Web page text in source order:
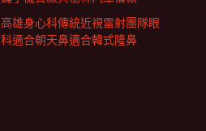
高雄身心科傳統近視雷射團隊眼
科適合朝天鼻適合韓式隆鼻